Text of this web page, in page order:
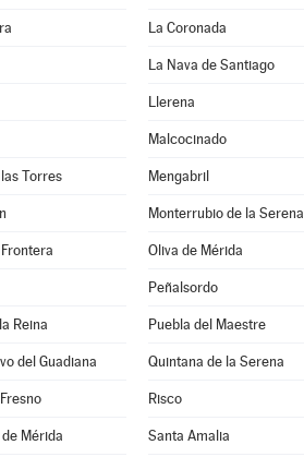
La Coronada
La Nava de Santiago
Llerena
Malcocinado
Torres Mengabril
Monterrubio de la Serena
Oliva de Mérida
Peñalsordo
Reina Puebla del Maestre
del Guadiana Quintana de la Serena
Risco
Mérida Santa Amalia